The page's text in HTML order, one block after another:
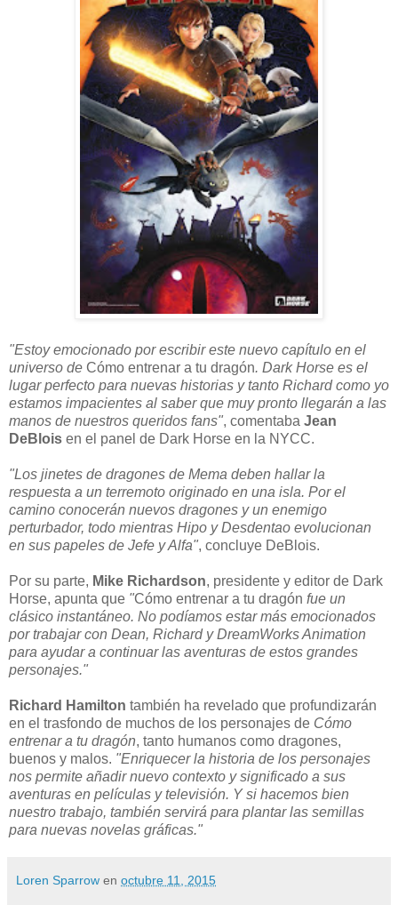
"Estoy emocionado por escribir este nuevo capítulo en el
universo de Cómo entrenar a tu dragón. Dark Horse es el
lugar perfecto para nuevas historias y tanto Richard como yo
estamos impacientes al saber que muy pronto llegarán a las
manos de nuestros queridos fans", comentaba Jean
DeBlois en el panel de Dark Horse en la NYCC.
"Los jinetes de dragones de Mema deben hallar la
respuesta a un terremoto originado en una isla. Por el
camino conocerán nuevos dragones y un enemigo
perturbador, todo mientras Hipo y Desdentao evolucionan
en sus papeles de Jefe y Alfa", concluye DeBlois.
Por su parte, Mike Richardson, presidente y editor de Dark
Horse, apunta que "Cómo entrenar a tu dragón fue un
clásico instantáneo. No podíamos estar más emocionados
por trabajar con Dean, Richard y DreamWorks Animation
para ayudar a continuar las aventuras de estos grandes
personajes."
Richard Hamilton también ha revelado que profundizarán
en el trasfondo de muchos de los personajes de Cómo
entrenar a tu dragón, tanto humanos como dragones,
buenos y malos. "Enriquecer la historia de los personajes
nos permite añadir nuevo contexto y significado a sus
aventuras en películas y televisión. Y si hacemos bien
nuestro trabajo, también servirá para plantar las semillas
para nuevas novelas gráficas."
Loren Sparrow en octubre 11, 2015